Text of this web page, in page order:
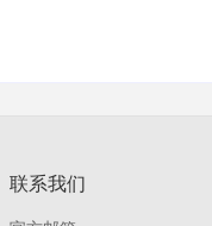
联系我们